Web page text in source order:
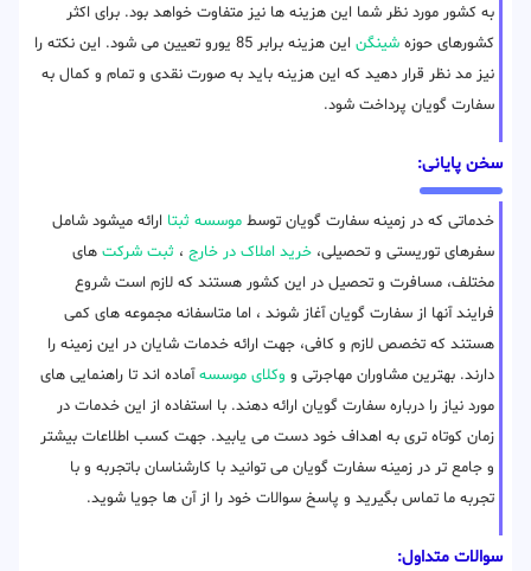
به کشور مورد نظر شما این هزینه ها نیز متفاوت خواهد بود. برای اکثر
کشورهای حوزه شینگن
این هزینه برابر 85 یورو تعیین می شود. این نکته را
نیز مد نظر قرار دهید که این هزینه باید به صورت نقدی و تمام و کمال به
سفارت گویان پرداخت شود.
سخن پایانی:
خدماتی که در زمینه سفارت گویان توسط موسسه ثبتا ارائه میشود شامل
سفرهای توریستی و تحصیلی، خرید املاک در خارج ، ثبت شرکت های
مختلف، مسافرت و تحصیل در این کشور هستند که لازم است شروع
فرایند آنها از سفارت گویان آغاز شوند ، اما متاسفانه مجموعه های کمی
هستند که تخصص لازم و کافی، جهت ارائه خدمات شایان در این زمینه را
دارند. بهترین مشاوران مهاجرتی و وکلای موسسهآماده اند تا راهنمایی های
مورد نیاز را درباره سفارت گویان ارائه دهند. با استفاده از این خدمات در
زمان کوتاه تری به اهداف خود دست می یابید. جهت کسب اطلاعات بیشتر
و جامع تر در زمینه سفارت گویان می توانید با کارشناسان باتجربه و با
تجربه ما تماس بگیرید و پاسخ سوالات خود را از آن ها جویا شوید.
سوالات متداول: